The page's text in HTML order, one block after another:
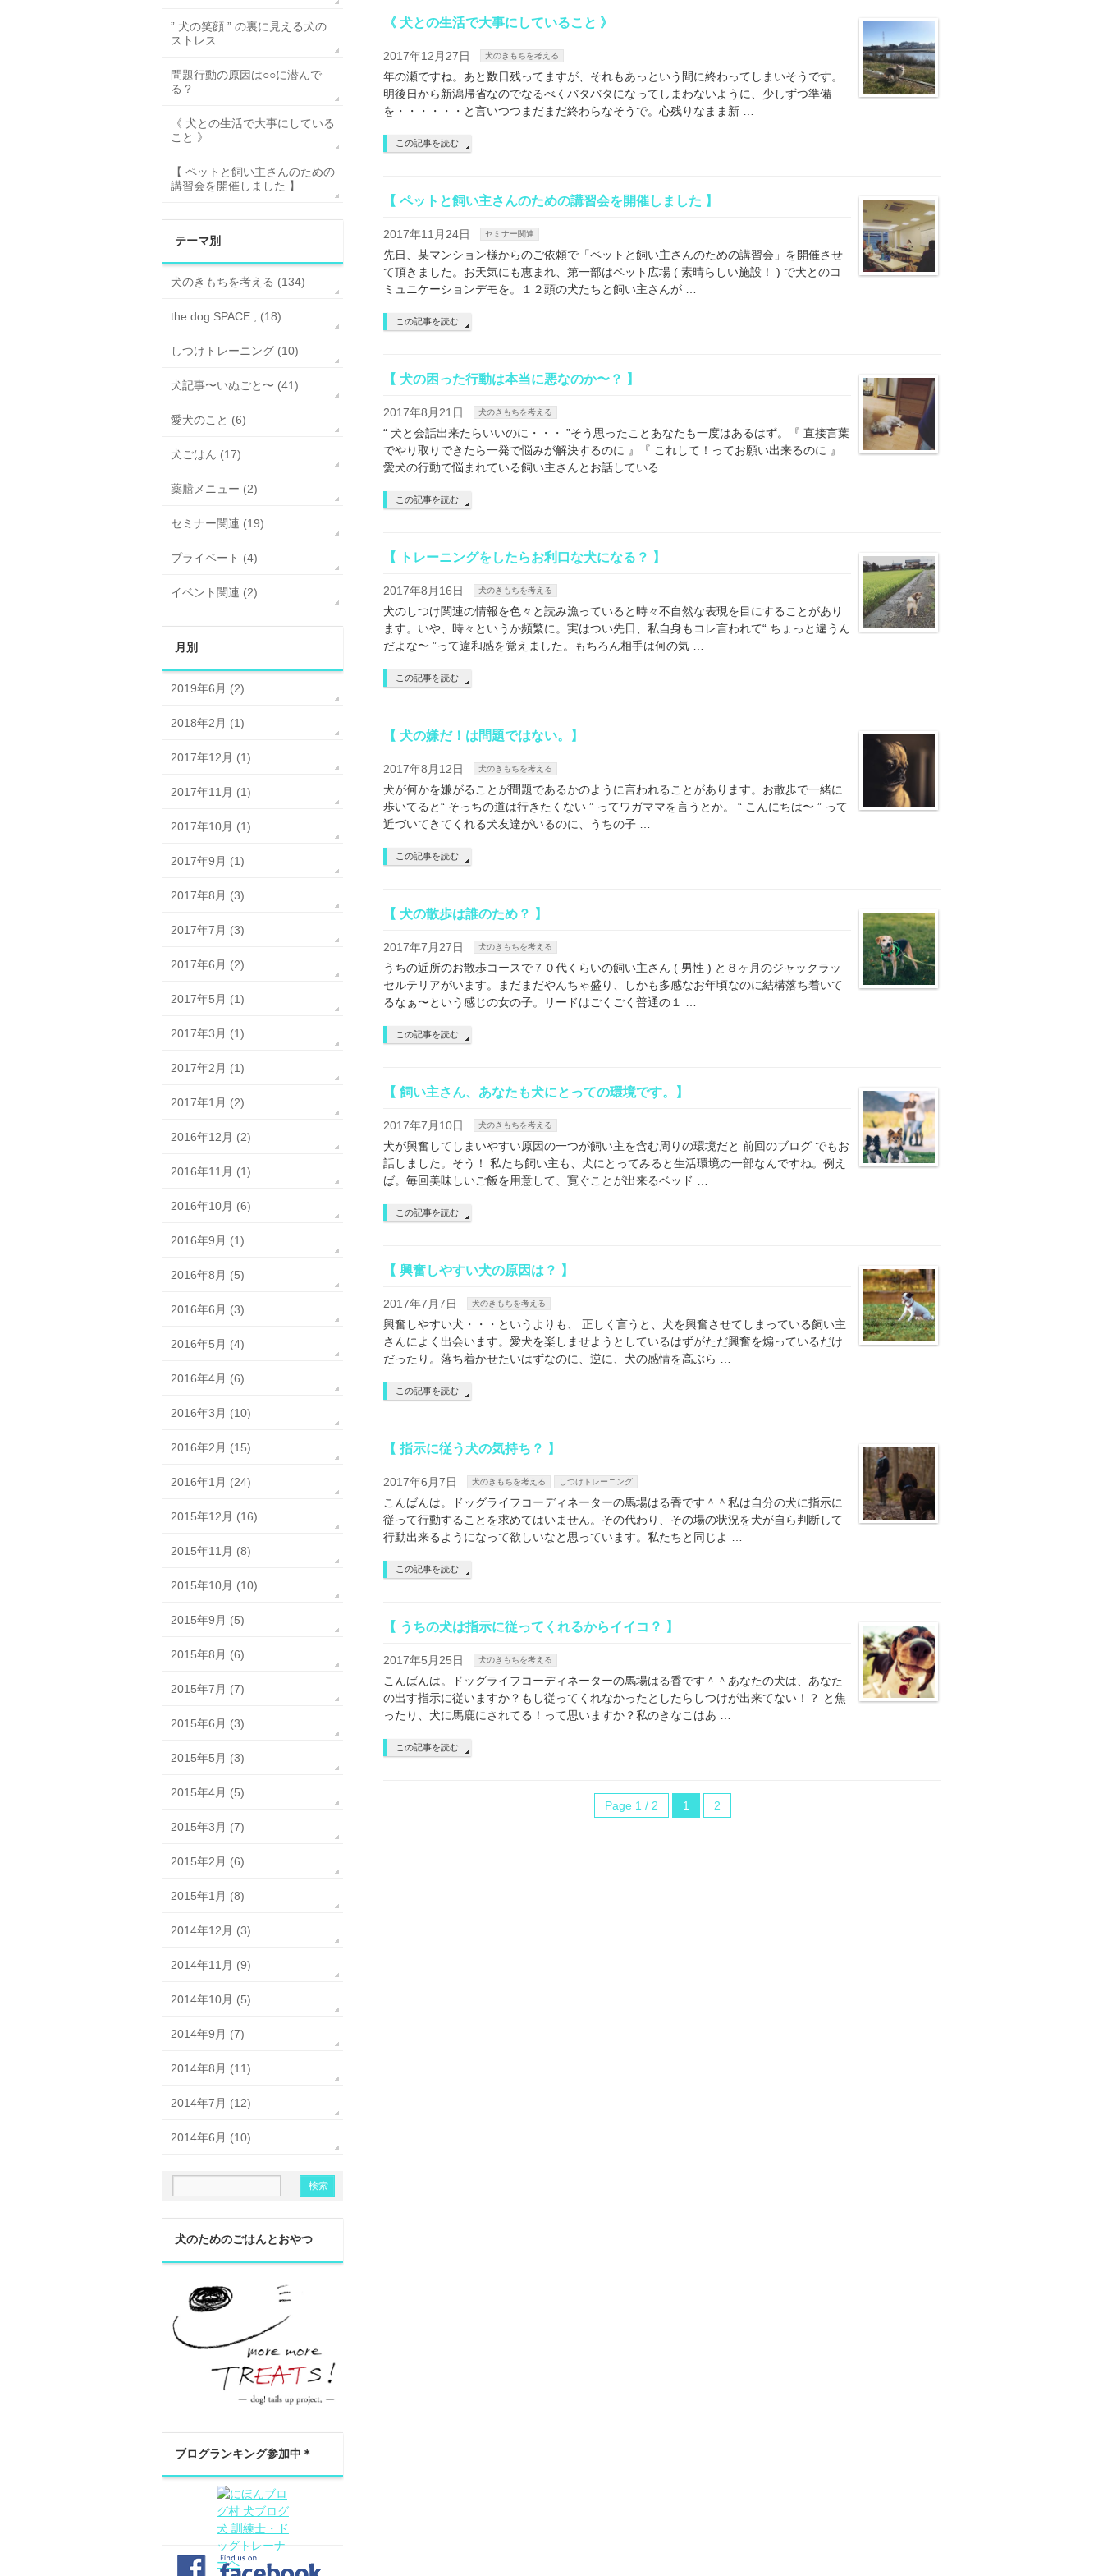
《 犬との生活で大事にしていること 》
2017年12月27日 犬のきもちを考える
年の瀬ですね。あと数日残ってますが、それもあっという間に終わってしまいそうです。
明後日から新潟帰省なのでなるべくバタバタになってしまわないように、少しずつ準備
を・・・・・・と言いつつまだまだ終わらなそうで。心残りなまま新 …
この記事を読む
【 ペットと飼い主さんのための講習会を開催しました 】
2017年11月24日 セミナー関連
先日、某マンション様からのご依頼で「ペットと飼い主さんのための講習会」を開催させ
て頂きました。お天気にも恵まれ、第一部はペット広場 ( 素晴らしい施設！ ) で犬とのコ
ミュニケーションデモを。１２頭の犬たちと飼い主さんが …
この記事を読む
【 犬の困った行動は本当に悪なのか〜？ 】
2017年8月21日 犬のきもちを考える
“ 犬と会話出来たらいいのに・・・ ”そう思ったことあなたも一度はあるはず。『 直接言葉
でやり取りできたら一発で悩みが解決するのに 』『 これして！ってお願い出来るのに 』
愛犬の行動で悩まれている飼い主さんとお話している …
この記事を読む
【 トレーニングをしたらお利口な犬になる？ 】
2017年8月16日 犬のきもちを考える
犬のしつけ関連の情報を色々と読み漁っていると時々不自然な表現を目にすることがあり
ます。いや、時々というか頻繁に。実はつい先日、私自身もコレ言われて“ ちょっと違うん
だよな〜 ”って違和感を覚えました。もちろん相手は何の気 …
この記事を読む
【 犬の嫌だ！は問題ではない。】
2017年8月12日 犬のきもちを考える
犬が何かを嫌がることが問題であるかのように言われることがあります。お散歩で一緒に
歩いてると“ そっちの道は行きたくない ” ってワガママを言うとか。 “ こんにちは〜 ” って
近づいてきてくれる犬友達がいるのに、うちの子 …
この記事を読む
【 犬の散歩は誰のため？ 】
2017年7月27日 犬のきもちを考える
うちの近所のお散歩コースで７０代くらいの飼い主さん ( 男性 ) と８ヶ月のジャックラッ
セルテリアがいます。まだまだやんちゃ盛り、しかも多感なお年頃なのに結構落ち着いて
るなぁ〜という感じの女の子。リードはごくごく普通の１ …
この記事を読む
【 飼い主さん、あなたも犬にとっての環境です。】
2017年7月10日 犬のきもちを考える
犬が興奮してしまいやすい原因の一つが飼い主を含む周りの環境だと 前回のブログ でもお
話しました。そう！ 私たち飼い主も、犬にとってみると生活環境の一部なんですね。例え
ば。毎回美味しいご飯を用意して、寛ぐことが出来るベッド …
この記事を読む
【 興奮しやすい犬の原因は？ 】
2017年7月7日 犬のきもちを考える
興奮しやすい犬・・・というよりも、 正しく言うと、犬を興奮させてしまっている飼い主
さんによく出会います。愛犬を楽しませようとしているはずがただ興奮を煽っているだけ
だったり。落ち着かせたいはずなのに、逆に、犬の感情を高ぶら …
この記事を読む
【 指示に従う犬の気持ち？ 】
2017年6月7日 犬のきもちを考える しつけトレーニング
こんばんは。ドッグライフコーディネーターの馬場はる香です＾＾私は自分の犬に指示に
従って行動することを求めてはいません。その代わり、その場の状況を犬が自ら判断して
行動出来るようになって欲しいなと思っています。私たちと同じよ …
この記事を読む
【 うちの犬は指示に従ってくれるからイイコ？ 】
2017年5月25日 犬のきもちを考える
こんばんは。ドッグライフコーディネーターの馬場はる香です＾＾あなたの犬は、あなた
の出す指示に従いますか？もし従ってくれなかったとしたらしつけが出来てない！？ と焦
ったり、犬に馬鹿にされてる！って思いますか？私のきなこはあ …
この記事を読む
Page 1 / 2 1 2
” 犬の笑顔 ” の裏に見える犬の
ストレス
問題行動の原因は○○に潜んで
る？
《 犬との生活で大事にしている
こと 》
【 ペットと飼い主さんのための
講習会を開催しました 】
テーマ別
犬のきもちを考える (134)
the dog SPACE , (18)
しつけトレーニング (10)
犬記事〜いぬごと〜 (41)
愛犬のこと (6)
犬ごはん (17)
薬膳メニュー (2)
セミナー関連 (19)
プライベート (4)
イベント関連 (2)
月別
2019年6月 (2)
2018年2月 (1)
2017年12月 (1)
2017年11月 (1)
2017年10月 (1)
2017年9月 (1)
2017年8月 (3)
2017年7月 (3)
2017年6月 (2)
2017年5月 (1)
2017年3月 (1)
2017年2月 (1)
2017年1月 (2)
2016年12月 (2)
2016年11月 (1)
2016年10月 (6)
2016年9月 (1)
2016年8月 (5)
2016年6月 (3)
2016年5月 (4)
2016年4月 (6)
2016年3月 (10)
2016年2月 (15)
2016年1月 (24)
2015年12月 (16)
2015年11月 (8)
2015年10月 (10)
2015年9月 (5)
2015年8月 (6)
2015年7月 (7)
2015年6月 (3)
2015年5月 (3)
2015年4月 (5)
2015年3月 (7)
2015年2月 (6)
2015年1月 (8)
2014年12月 (3)
2014年11月 (9)
2014年10月 (5)
2014年9月 (7)
2014年8月 (11)
2014年7月 (12)
2014年6月 (10)
犬のためのごはんとおやつ
ブログランキング参加中＊